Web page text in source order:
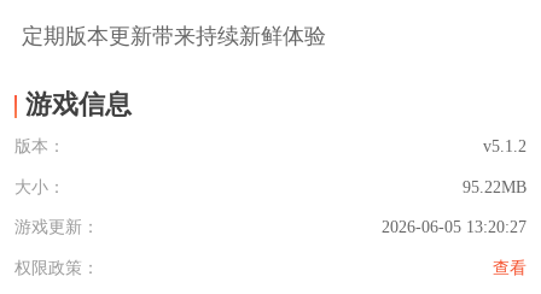
定期版本更新带来持续新鲜体验
游戏信息
版本： v5.1.2
大小： 95.22MB
游戏更新： 2026-06-05 13:20:27
权限政策： 查看